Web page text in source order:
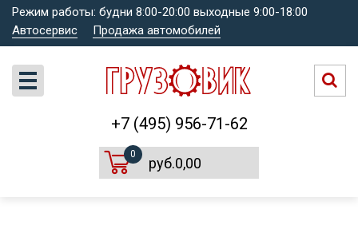
Режим работы: будни 8:00-20:00 выходные 9:00-18:00
Автосервис
Продажа автомобилей
+7 (495) 956-71-62
0
руб.0,00